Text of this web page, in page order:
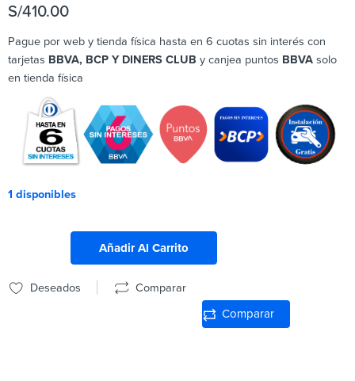
S/410.00
Pague por web y tienda física hasta en 6 cuotas sin interés con
tarjetas BBVA, BCP Y DINERS CLUB y canjea puntos BBVA solo
en tienda física
1 disponibles
Añadir Al Carrito
Deseados Comparar
Comparar